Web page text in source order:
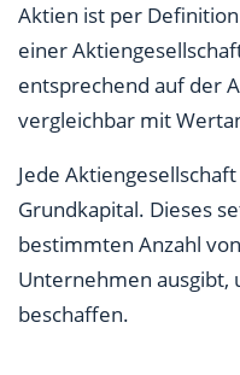
beachten
Aktien ist per
einer
entsprechend auf der
vergleichbar mit
Jede
Grundkapital. Dieses
bestimmten Anzahl
Unternehmen ausgibt,
beschaffen.